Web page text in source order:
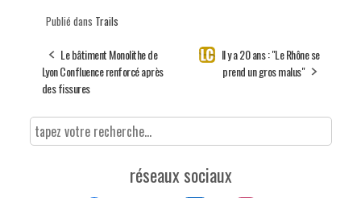
Publié dans Trails
Le bâtiment Monolithe de
Lyon Confluence renforcé après
des fissures
Il y a 20 ans : "Le Rhône se
prend un gros malus"
réseaux sociaux